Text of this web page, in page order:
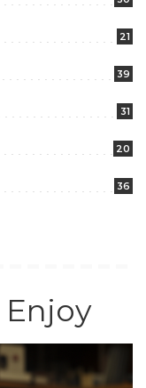
21
39
31
20
36